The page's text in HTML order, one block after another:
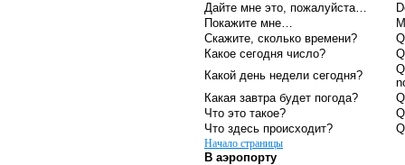
Дайте мне это, пожалуйста…
Покажите мне…
Скажите, сколько времени?
Какое сегодня число?
Какой день недели сегодня?
Какая завтра будет погода?
Что это такое?
Что здесь происходит?
Начало страницы
В аэропорту